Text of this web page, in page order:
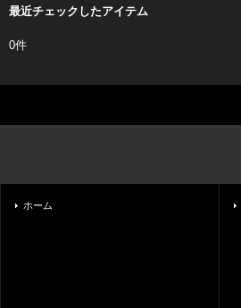
最近チェックしたアイテム
0件
ホーム